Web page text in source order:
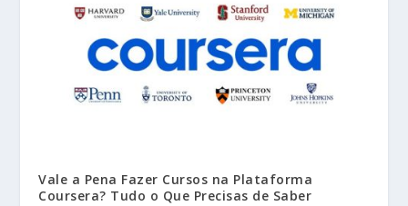
Vale a Pena Fazer Cursos na Plataforma
Coursera? Tudo o Que Precisas de Saber